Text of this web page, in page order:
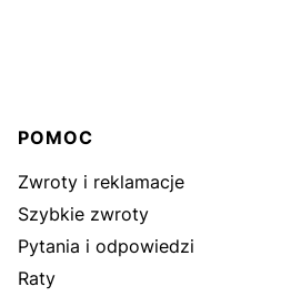
Linki w stopce
POMOC
Zwroty i reklamacje
Szybkie zwroty
Pytania i odpowiedzi
Raty